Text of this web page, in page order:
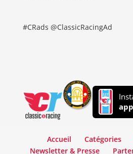
#CRads @ClassicRacingAd
Accueil Catégories
Newsletter & Presse